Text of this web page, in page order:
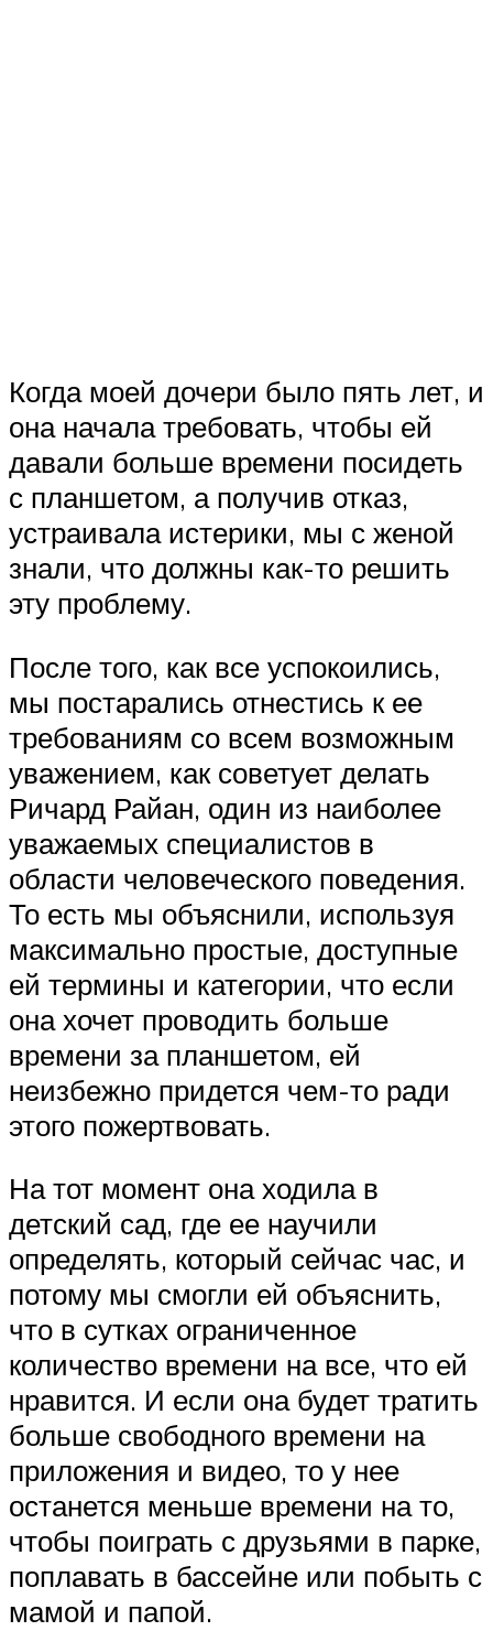
Когда моей дочери было пять лет, и
она начала требовать, чтобы ей
давали больше времени посидеть
с планшетом, а получив отказ,
устраивала истерики, мы с женой
знали, что должны как-то решить
эту проблему.
После того, как все успокоились,
мы постарались отнестись к ее
требованиям со всем возможным
уважением, как советует делать
Ричард Райан, один из наиболее
уважаемых специалистов в
области человеческого поведения.
То есть мы объяснили, используя
максимально простые, доступные
ей термины и категории, что если
она хочет проводить больше
времени за планшетом, ей
неизбежно придется чем-то ради
этого пожертвовать.
На тот момент она ходила в
детский сад, где ее научили
определять, который сейчас час, и
потому мы смогли ей объяснить,
что в сутках ограниченное
количество времени на все, что ей
нравится. И если она будет тратить
больше свободного времени на
приложения и видео, то у нее
останется меньше времени на то,
чтобы поиграть с друзьями в парке,
поплавать в бассейне или побыть с
мамой и папой.